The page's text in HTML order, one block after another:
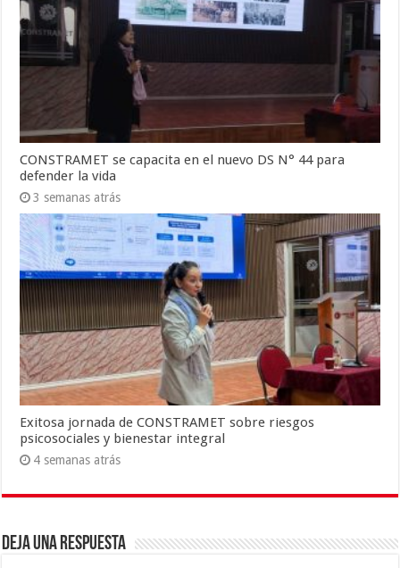
CONSTRAMET se capacita en el nuevo DS N° 44 para
defender la vida
3 semanas atrás
Exitosa jornada de CONSTRAMET sobre riesgos
psicosociales y bienestar integral
4 semanas atrás
Deja una respuesta